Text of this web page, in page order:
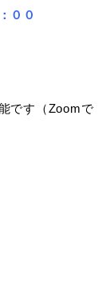
００
です（Zoomで